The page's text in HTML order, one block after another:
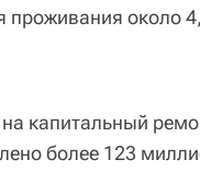
проживания около
капитальный
более 123